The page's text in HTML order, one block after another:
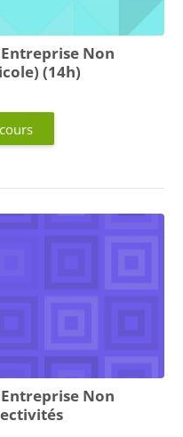
Entreprise Non
(14h)
Entreprise Non